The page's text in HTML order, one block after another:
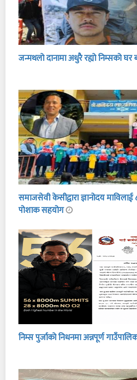
जन्मथलो दानामा अधुरै रह्यो निम्सको
समाजसेवी केसीद्वारा ज्ञानोदय
पोशाक सहयोग
निम्स पुर्जाको निधनमा अन्नपूर्ण